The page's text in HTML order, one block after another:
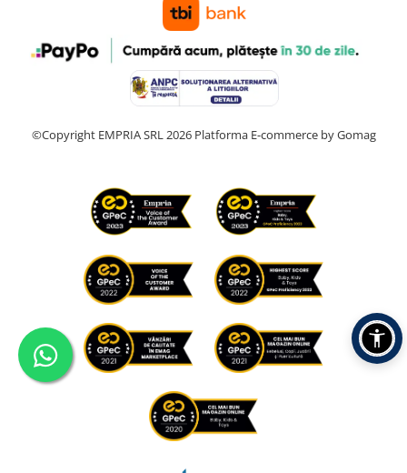
©Copyright EMPRIA SRL 2026 Platforma E-commerce by Gomag